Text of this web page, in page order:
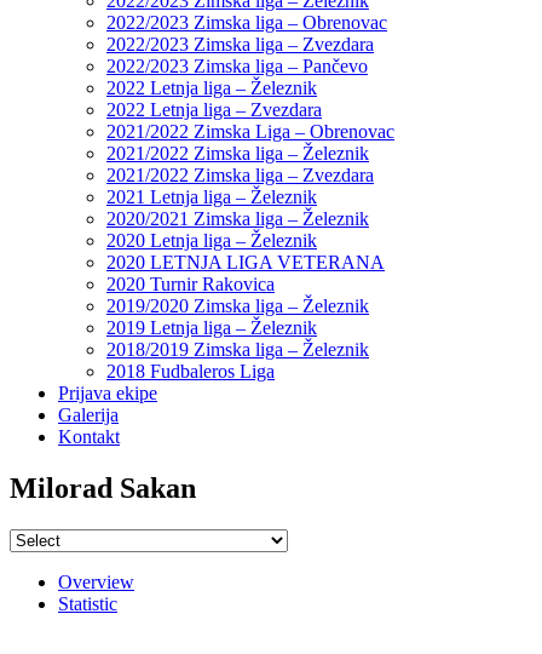
2022/2023 Zimska liga – Obrenovac
2022/2023 Zimska liga – Zvezdara
2022/2023 Zimska liga – Pančevo
2022 Letnja liga – Železnik
2022 Letnja liga – Zvezdara
2021/2022 Zimska Liga – Obrenovac
2021/2022 Zimska liga – Železnik
2021/2022 Zimska liga – Zvezdara
2021 Letnja liga – Železnik
2020/2021 Zimska liga – Železnik
2020 Letnja liga – Železnik
2020 LETNJA LIGA VETERANA
2020 Turnir Rakovica
2019/2020 Zimska liga – Železnik
2019 Letnja liga – Železnik
2018/2019 Zimska liga – Železnik
2018 Fudbaleros Liga
Prijava ekipe
Galerija
Kontakt
Milorad Sakan
Overview
Statistic